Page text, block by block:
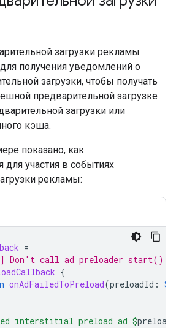
загрузки рекламы
для получения уведомлений о
загрузки, чтобы получать
предварительной загрузке
загрузки или
кэша.
показано, как
для участия в событиях
рекламы:
=
Don't call ad preloader start()
{
onAdFailedToPreload(preloadId :
interstitial preload ad $